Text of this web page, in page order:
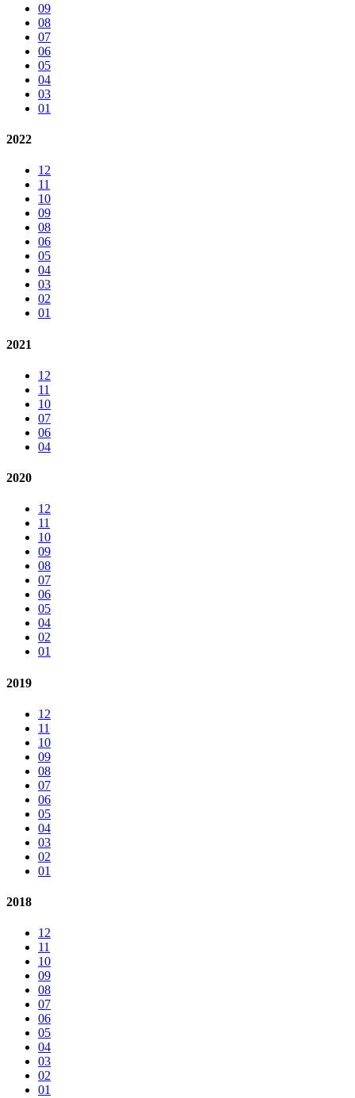
09
08
07
06
05
04
03
01
2022
12
11
10
09
08
06
05
04
03
02
01
2021
12
11
10
07
06
04
2020
12
11
10
09
08
07
06
05
04
02
01
2019
12
11
10
09
08
07
06
05
04
03
02
01
2018
12
11
10
09
08
07
06
05
04
03
02
01